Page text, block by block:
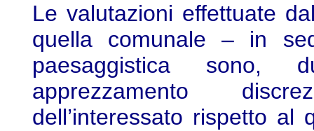
Le valutazioni effettuate
quella comunale – in
paesaggistica sono,
apprezzamento
dell’interessato rispetto